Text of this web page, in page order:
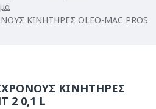
ΚΙΝΗΤΗΡΕΣ OLEO-MAC PROS
ΚΙΝΗΤΗΡΕΣ
2 0,1 L